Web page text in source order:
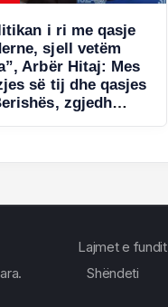
i ri me qasje
sjell vetëm
Arbër Hitaj: Mes
së tij dhe qasjes
zgjedh
Lajmet e fundit
Shëndeti